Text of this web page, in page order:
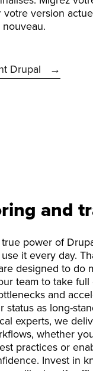
votre version
Drupal
and
power of
it every day.
designed to do
team to take full
and
status as long-
experts, we
whether
practices or
Invest in